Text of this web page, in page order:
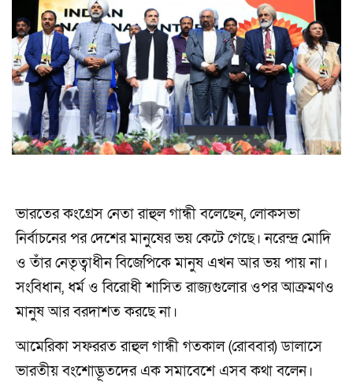
ভারতের কংগ্রেস নেতা রাহুল গান্ধী বলেছেন, লোকসভা
নির্বাচনের পর দেশের মানুষের ভয় কেটে গেছে। নরেন্দ্র মোদি
ও তাঁর নেতৃত্বাধীন বিজেপিকে মানুষ এখন আর ভয় পায় না।
সংবিধান, ধর্ম ও বিরোধী শাসিত রাজ্যগুলোর ওপর আক্রমণও
মানুষ আর বরদাশত করছে না।
আমেরিকা সফররত রাহুল গান্ধী গতকাল (রোববার) ডালাসে
ভারতীয় বংশোদ্ভূতদের এক সমাবেশে এসব কথা বলেন।